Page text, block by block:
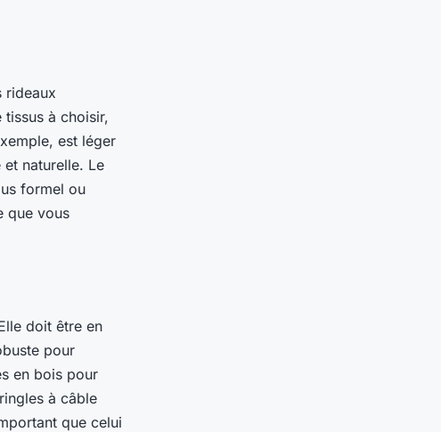
rideaux
à choisir,
est léger
naturelle. Le
formel ou
que vous
doit être en
pour
en bois pour
à câble
que celui